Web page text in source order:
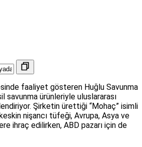
faaliyet gösteren Huğlu Savunma
savunma ürünleriyle uluslararası
Şirketin ürettiği “Mohaç” isimli
nişancı tüfeği, Avrupa, Asya ve
ihraç edilirken, ABD pazarı için de